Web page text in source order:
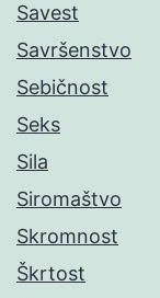
Savest
Savršenstvo
Sebičnost
Seks
Sila
Siromaštvo
Skromnost
Škrtost